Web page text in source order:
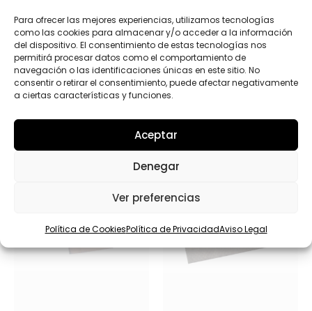
Para ofrecer las mejores experiencias, utilizamos tecnologías
como las cookies para almacenar y/o acceder a la información
del dispositivo. El consentimiento de estas tecnologías nos
permitirá procesar datos como el comportamiento de
navegación o las identificaciones únicas en este sitio. No
consentir o retirar el consentimiento, puede afectar negativamente
a ciertas características y funciones.
Aceptar
Denegar
Ver preferencias
Política de CookiesPolítica de PrivacidadAviso Legal
Productos relacionados